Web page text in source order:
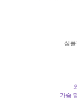
심
가슴